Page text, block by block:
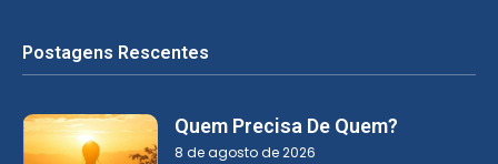
Postagens Rescentes
Quem Precisa De Quem?
8 de agosto de 2026